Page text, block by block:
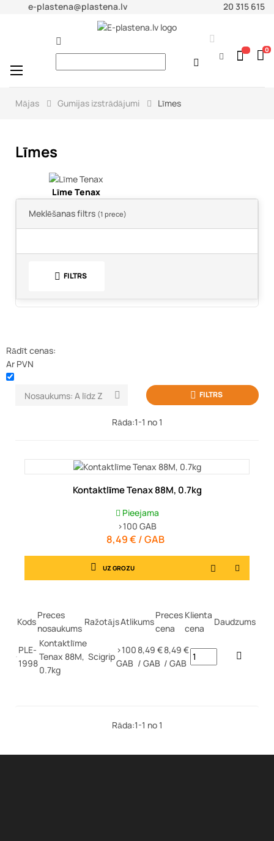
20 315 615
e-plastena@plastena.lv
 

0
Toggle
navigation
☰
Mājas Gumijas izstrādājumi Līmes
Līmes
Līme Tenax
Meklēšanas filtrs (1 prece)
 FILTRS
Rādīt cenas:
Ar PVN

Nosaukums: A līdz Z  FILTRS
Rāda:1-1 no 1
Kontaktlīme Tenax 88M, 0.7kg
Pieejama
>100 GAB
Cena
8,49 € / GAB
UZ GROZU
Kods
Preces
nosaukums
RažotājsAtlikums
Preces
cena
Klienta
cena
Daudzums
PLE-
1998
Kontaktlīme
Tenax 88M,
0.7kg
Scigrip
>100
GAB
8,49 €
/ GAB
8,49 €
/ GAB
Rāda:1-1 no 1